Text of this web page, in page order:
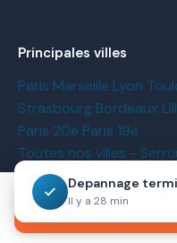
Principales villes
Paris Marseille Lyon
Strasbourg Bordeaux
Paris 20e Paris 19e
Toutes nos villes -
Mentions legales
Politique
© 2026 Serrurier du Coin
Depannage
Il y a 28 min